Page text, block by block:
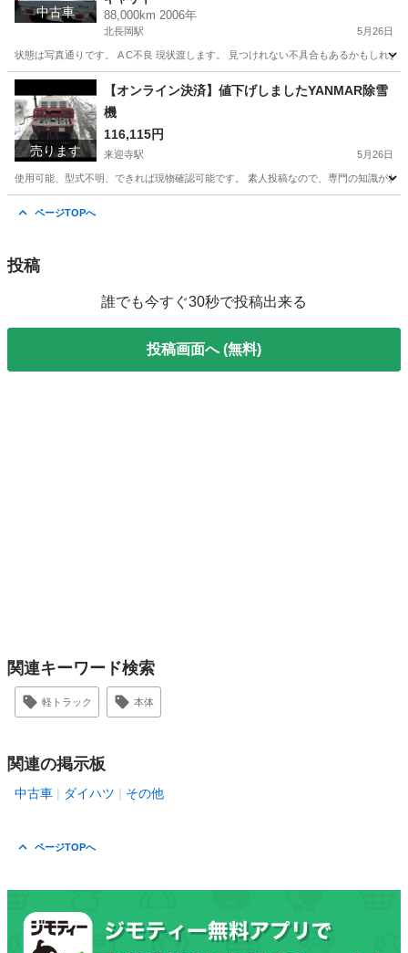
中古車
88,000km 2006年
北長岡駅 5月26日
状態は写真通りです。 A C不良 現状渡します。 見つけれない不具合もあるかもしれ
新潟 長岡市 北長岡駅 キャリイ キャリア
売ります
【オンライン決済】値下げしましたYANMAR除雪
機
116,115円
来迎寺駅 5月26日
使用可能、型式不明、できれば現物確認可能です。 素人投稿なので、専門の知識がわ
ページTOPへ
投稿
誰でも今すぐ30秒で投稿出来る
投稿画面へ (無料)
関連キーワード検索
軽トラック 本体
関連の掲示板
中古車 ダイハツ その他
ページTOPへ